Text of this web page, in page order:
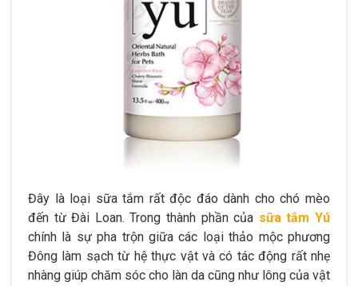
Đây là loại sữa tắm rất độc đáo dành cho chó mèo
đến từ Đài Loan. Trong thành phần của sữa tắm Yú
chính là sự pha trộn giữa các loại thảo mộc phương
Đông làm sạch từ hệ thực vật và có tác động rất nhẹ
nhàng giúp chăm sóc cho làn da cũng như lông của vật